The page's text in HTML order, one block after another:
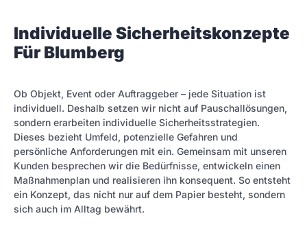
Individuelle Sicherheitskonzepte
Für Blumberg
Ob Objekt, Event oder Auftraggeber – jede Situation ist
individuell. Deshalb setzen wir nicht auf Pauschallösungen,
sondern erarbeiten individuelle Sicherheitsstrategien.
Dieses bezieht Umfeld, potenzielle Gefahren und
persönliche Anforderungen mit ein. Gemeinsam mit unseren
Kunden besprechen wir die Bedürfnisse, entwickeln einen
Maßnahmenplan und realisieren ihn konsequent. So entsteht
ein Konzept, das nicht nur auf dem Papier besteht, sondern
sich auch im Alltag bewährt.